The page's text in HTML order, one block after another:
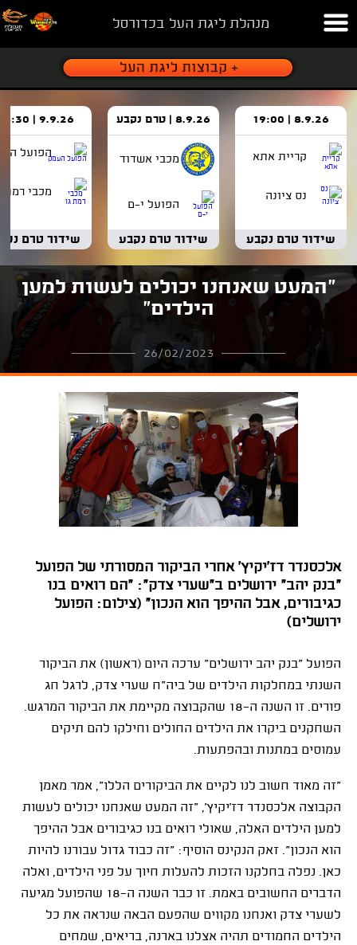
מנהלת ליגת העל בכדורסל
8.9.26 | 19:00
קריית אתא
נס ציונה
שידור טרם נקבע
8.9.26 | טרם נקבע
מכבי אשדוד
הפועל י-ם
שידור טרם נקבע
9.9.26 | 18:30
הפועל
מכבי רמת
שידור טרם
"המעט שאנחנו יכולים לעשות למען
הילדים"
26/02/2023
אלכסנדר דז'יקיץ' אחרי הביקור המסורתי של הפועל
"בנק יהב" ירושלים ב"שערי צדק": "הם רואים בנו
כגיבורים, אבל ההיפך הוא הנכון" (צילום: הפועל
ירושלים)
הפועל "בנק יהב ירושלים" ערכה היום (ראשון) את הביקור
השנתי במחלקות הילדים של ביה"ח שערי צדק, לרגל חג
פורים. זו השנה ה-18 שהקבוצה מקיימת את הביקור המרגש.
השחקנים ביקרו את הילדים החולים וחילקו להם תיקים
עמוסים במתנות ובהפתעות.
"זה מאוד חשוב לנו לקיים את הביקורים הללו", אמר מאמן
הקבוצה אלכסנדר דז'יקיץ', "זה המעט שאנחנו יכולים לעשות
למען הילדים האלה, שאולי רואים בנו כגיבורים אבל ההיפך
הוא הנכון". זאק הנקינס הוסיף: "זה כבוד גדול עבורנו להיות
כאן. נפלה בחלקנו הזכות להעלות חיוך על פני הילדים, ואלה
הדברים החשובים באמת. זו כבר השנה ה-18 שהפועל מגיעה
לשערי צדק ואנחנו מקווים שהפעם הבאה שנראה את כל
הילדים החמודים תהיה אצלנו בארנה, בריאים, שמחים